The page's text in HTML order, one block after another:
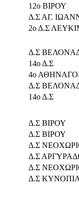
12ο ΒΙΡΟΥ
Δ.Σ ΑΓ.
2ο Δ.Σ
Δ.Σ
14ο Δ.Σ
4ο
Δ.Σ
14ο Δ.Σ
Δ.Σ ΒΙΡΟΥ
Δ.Σ ΒΙΡΟΥ
Δ.Σ
Δ.Σ
Δ.Σ
Δ.Σ